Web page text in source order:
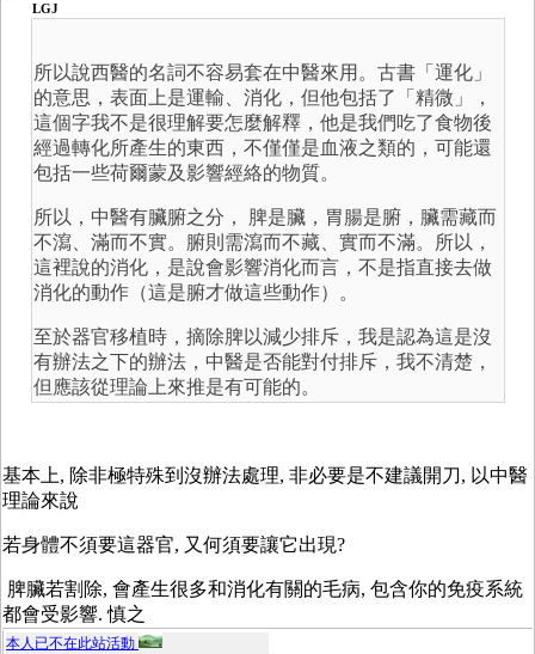
LGJ
所以說西醫的名詞不容易套在中醫來用。古書「運化」
的意思，表面上是運輸、消化，但他包括了「精微」，
這個字我不是很理解要怎麼解釋，他是我們吃了食物後
經過轉化所產生的東西，不僅僅是血液之類的，可能還
包括一些荷爾蒙及影響經絡的物質。
所以，中醫有臟腑之分， 脾是臟，胃腸是腑，臟需藏而
不瀉、滿而不實。腑則需瀉而不藏、實而不滿。所以，
這裡說的消化，是說會影響消化而言，不是指直接去做
消化的動作（這是腑才做這些動作）。
至於器官移植時，摘除脾以減少排斥，我是認為這是沒
有辦法之下的辦法，中醫是否能對付排斥，我不清楚，
但應該從理論上來推是有可能的。
基本上, 除非極特殊到沒辦法處理, 非必要是不建議開刀, 以中醫
理論來說
若身體不須要這器官, 又何須要讓它出現?
脾臟若割除, 會產生很多和消化有關的毛病, 包含你的免疫系統
都會受影響. 慎之
本人已不在此站活動